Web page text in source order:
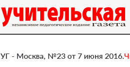
УГ - Москва, №23 от 7 июня 2016.